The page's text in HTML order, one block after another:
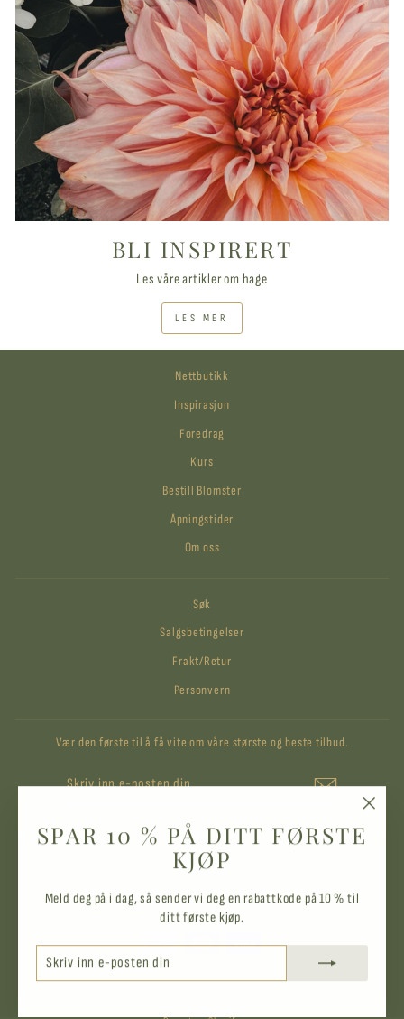
SPAR 10 % PÅ DITT FØRSTE
KJØP
Meld deg på i dag, så sender vi deg en rabattkode på 10 % til
ditt første kjøp.
INN
E-
BLI INSPIRERT
Les våre artikler om hage
LES MER
Nettbutikk
Inspirasjon
Foredrag
Kurs
Bestill Blomster
Åpningstider
Om oss
Søk
Salgsbetingelser
Frakt/Retur
Personvern
Vær den første til å få vite om våre største og beste tilbud.
INN
Instagram
SPRÅK
Norsk (bokmål)